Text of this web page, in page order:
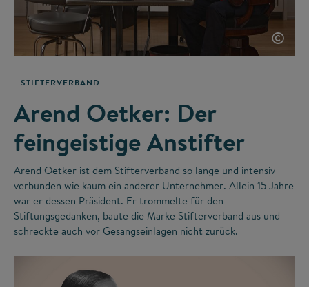
©
STIFTERVERBAND
Arend Oetker: Der
feingeistige Anstifter
Arend Oetker ist dem Stifterverband so lange und intensiv
verbunden wie kaum ein anderer Unternehmer. Allein 15 Jahre
war er dessen Präsident. Er trommelte für den
Stiftungsgedanken, baute die Marke Stifterverband aus und
schreckte auch vor Gesangseinlagen nicht zurück.